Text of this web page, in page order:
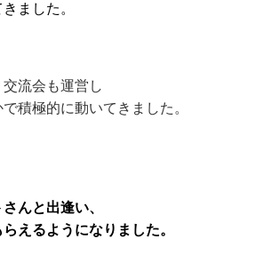
ました。
流会も運営し
積極的に動いてきました。
んと出逢い、
えるようになりました。